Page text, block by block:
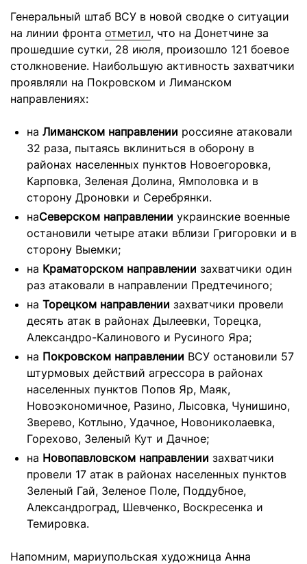
Генеральный штаб ВСУ в новой сводке о ситуации
на линии фронта отметил, что на Донетчине за
прошедшие сутки, 28 июля, произошло 121 боевое
столкновение. Наибольшую активность захватчики
проявляли на Покровском и Лиманском
направлениях:
на Лиманском направлении россияне атаковали
32 раза, пытаясь вклиниться в оборону в
районах населенных пунктов Новоегоровка,
Карповка, Зеленая Долина, Ямполовка и в
сторону Дроновки и Серебрянки.
наСеверском направлении украинские военные
остановили четыре атаки вблизи Григоровки и в
сторону Выемки;
на Краматорском направлении захватчики один
раз атаковали в направлении Предтечиного;
на Торецком направлении захватчики провели
десять атак в районах Дылеевки, Торецка,
Александро-Калинового и Русиного Яра;
на Покровском направлении ВСУ остановили 57
штурмовых действий агрессора в районах
населенных пунктов Попов Яр, Маяк,
Новоэкономичное, Разино, Лысовка, Чунишино,
Зверево, Котлыно, Удачное, Новониколаевка,
Горехово, Зеленый Кут и Дачное;
на Новопавловском направлении захватчики
провели 17 атак в районах населенных пунктов
Зеленый Гай, Зеленое Поле, Поддубное,
Александроград, Шевченко, Воскресенка и
Темировка.
Напомним, мариупольская художница Анна